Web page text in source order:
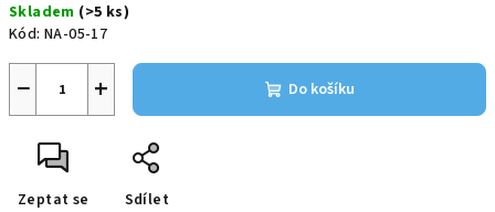
cena:
Skladem (>5 ks)
Kód: NA-05-17
+
− Do košíku
Zeptat se Sdílet